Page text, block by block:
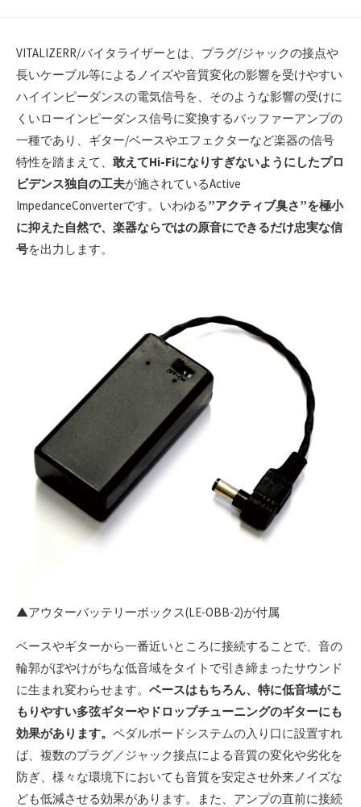
VITALIZERR/バイタライザーとは、プラグ/ジャックの接点や
長いケーブル等によるノイズや音質変化の影響を受けやすい
ハイインピーダンスの電気信号を、そのような影響の受けに
くいローインピーダンス信号に変換するバッファーアンプの
一種であり、ギター/ベースやエフェクターなど楽器の信号
特性を踏まえて、 敢えてHi-Fiになりすぎないようにしたプロ
ビデンス独自の工夫が施されているActive
ImpedanceConverterです。いわゆる”アクティブ臭さ”を極小
に抑えた自然で、楽器ならではの原音にできるだけ忠実な信
号を出力します。
▲アウターバッテリーボックス(LE-OBB-2)が付属
ベースやギターから一番近いところに接続することで、音の
輪郭がぼやけがちな低音域をタイトで引き締まったサウンド
に生まれ変わらせます。 ベースはもちろん、特に低音域がこ
もりやすい多弦ギターやドロップチューニングのギターにも
効果があります。 ペダルボードシステムの入り口に設置すれ
ば、複数のプラグ／ジャック接点による音質の変化や劣化を
防ぎ、様々な環境下においても音質を安定させ外来ノイズな
ども低減させる効果があります。また、アンプの直前に接続